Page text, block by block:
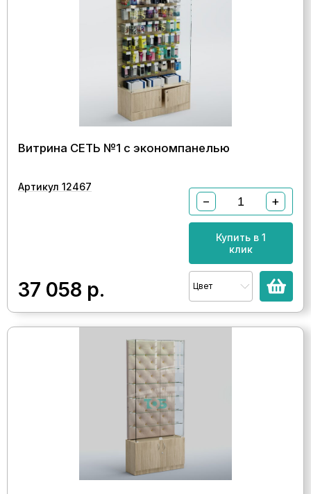
Витрина СЕТЬ №1 с экономпанелью
Артикул 12467
37 058 р.
− +
Купить в 1
клик
Цвет